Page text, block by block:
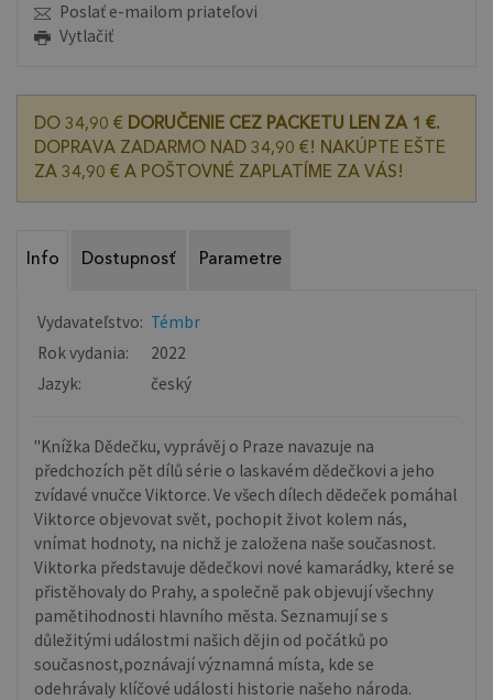
Poslať e-mailom priateľovi
Vytlačiť
DO 34,90 € DORUČENIE CEZ PACKETU LEN ZA 1 €.
DOPRAVA ZADARMO NAD 34,90 €! NAKÚPTE EŠTE
ZA 34,90 € A POŠTOVNÉ ZAPLATÍME ZA VÁS!
Info Dostupnosť Parametre
Vydavateľstvo: Témbr
Rok vydania:
2022
Jazyk:
český
"Knížka Dědečku, vyprávěj o Praze navazuje na
předchozích pět dílů série o laskavém dědečkovi a jeho
zvídavé vnučce Viktorce. Ve všech dílech dědeček pomáhal
Viktorce objevovat svět, pochopit život kolem nás,
vnímat hodnoty, na nichž je založena naše současnost.
Viktorka představuje dědečkovi nové kamarádky, které se
přistěhovaly do Prahy, a společně pak objevují všechny
pamětihodnosti hlavního města. Seznamují se s
důležitými událostmi našich dějin od počátků po
současnost,poznávají významná místa, kde se
odehrávaly klíčové události historie našeho národa.